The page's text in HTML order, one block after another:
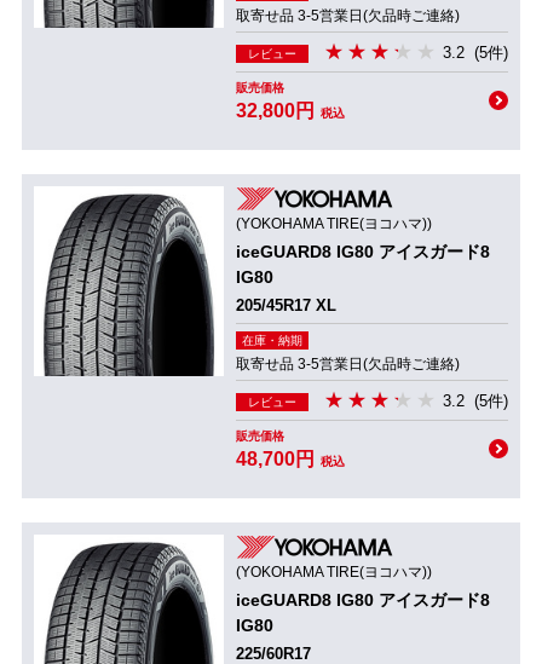
取寄せ品 3-5営業日(欠品時ご連絡)
レビュー 3.2 (5件)
販売価格
32,800円 税込
(YOKOHAMA TIRE(ヨコハマ))
iceGUARD8 IG80 アイスガード8
IG80
205/45R17 XL
在庫・納期
取寄せ品 3-5営業日(欠品時ご連絡)
レビュー 3.2 (5件)
販売価格
48,700円 税込
(YOKOHAMA TIRE(ヨコハマ))
iceGUARD8 IG80 アイスガード8
IG80
225/60R17